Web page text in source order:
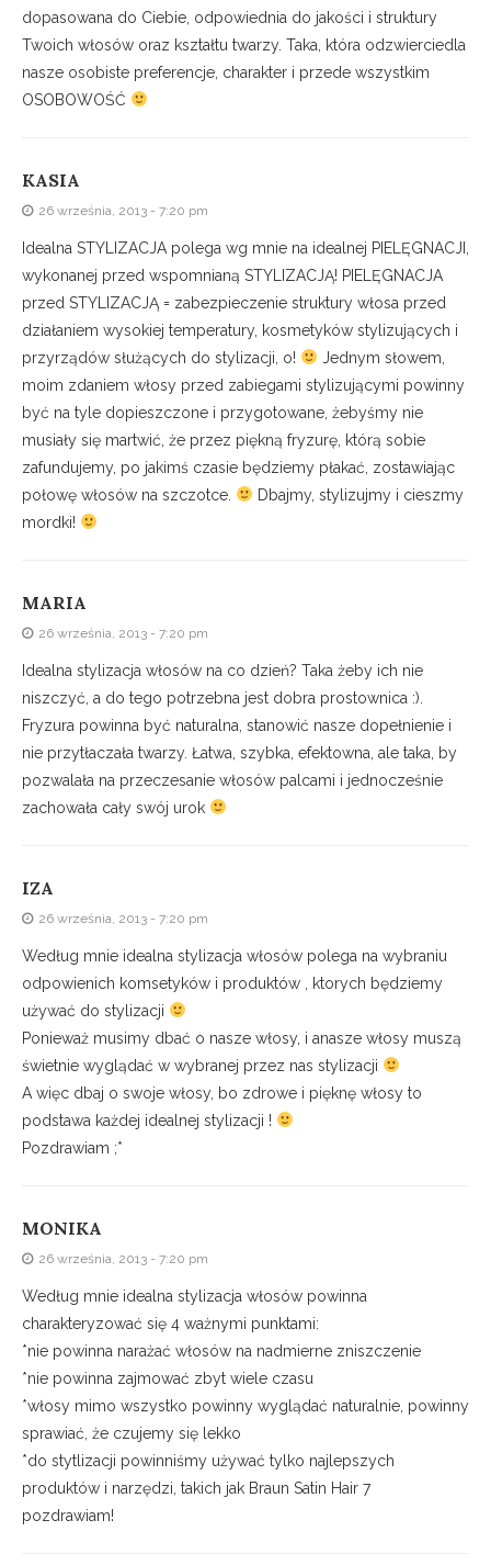
dopasowana do Ciebie, odpowiednia do jakości i struktury
Twoich włosów oraz kształtu twarzy. Taka, która odzwierciedla
nasze osobiste preferencje, charakter i przede wszystkim
OSOBOWOŚĆ
KASIA
26 września, 2013 - 7:20 pm
Idealna STYLIZACJA polega wg mnie na idealnej PIELĘGNACJI,
wykonanej przed wspomnianą STYLIZACJĄ! PIELĘGNACJA
przed STYLIZACJĄ = zabezpieczenie struktury włosa przed
działaniem wysokiej temperatury, kosmetyków stylizujących i
przyrządów służących do stylizacji, o!
Jednym słowem,
moim zdaniem włosy przed zabiegami stylizującymi powinny
być na tyle dopieszczone i przygotowane, żebyśmy nie
musiały się martwić, że przez piękną fryzurę, którą sobie
zafundujemy, po jakimś czasie będziemy płakać, zostawiając
połowę włosów na szczotce.
Dbajmy, stylizujmy i cieszmy
mordki!
MARIA
26 września, 2013 - 7:20 pm
Idealna stylizacja włosów na co dzień? Taka żeby ich nie
niszczyć, a do tego potrzebna jest dobra prostownica :).
Fryzura powinna być naturalna, stanowić nasze dopełnienie i
nie przytłaczała twarzy. Łatwa, szybka, efektowna, ale taka, by
pozwalała na przeczesanie włosów palcami i jednocześnie
zachowała cały swój urok
IZA
26 września, 2013 - 7:20 pm
Według mnie idealna stylizacja włosów polega na wybraniu
odpowienich komsetyków i produktów , ktorych będziemy
używać do stylizacji
Ponieważ musimy dbać o nasze włosy, i anasze włosy muszą
świetnie wyglądać w wybranej przez nas stylizacji
A więc dbaj o swoje włosy, bo zdrowe i pięknę włosy to
podstawa każdej idealnej stylizacji !
Pozdrawiam ;*
MONIKA
26 września, 2013 - 7:20 pm
Według mnie idealna stylizacja włosów powinna
charakteryzować się 4 ważnymi punktami:
*nie powinna narażać włosów na nadmierne zniszczenie
*nie powinna zajmować zbyt wiele czasu
*włosy mimo wszystko powinny wyglądać naturalnie, powinny
sprawiać, że czujemy się lekko
*do stytlizacji powinniśmy używać tylko najlepszych
produktów i narzędzi, takich jak Braun Satin Hair 7
pozdrawiam!